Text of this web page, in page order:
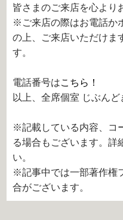
皆さまのご来店を心より
※ご来店の際はお電話か
の上、ご来店いただけま
す。
電話番号はこちら！
以上、全席個室 じぶんど
※記載している内容、コ
る場合もございます。詳
い。
※記事中では一部著作権
合がございます。